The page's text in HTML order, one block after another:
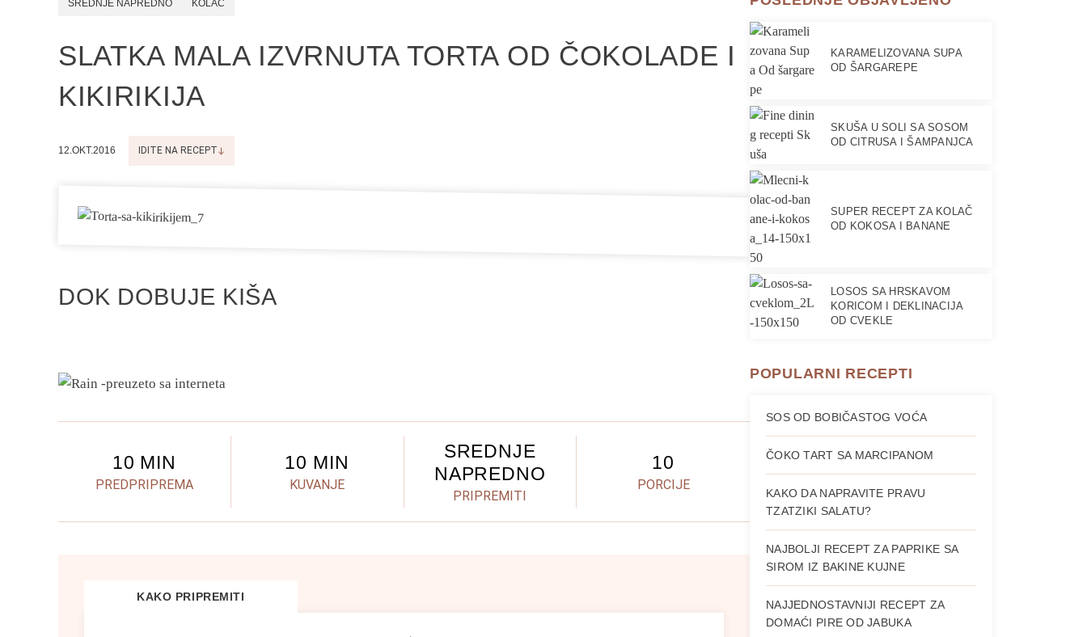
SREDNJE NAPREDNO KOLAČ
SLATKA MALA IZVRNUTA TORTA OD ČOKOLADE I
KIKIRIKIJA
12.OKT.2016 IDITE NA RECEPT
DOK DOBUJE KIŠA
10 MIN
PREDPRIPREMA
10 MIN
KUVANJE
SREDNJE
NAPREDNO
PRIPREMITI
10
PORCIJE
KAKO PRIPREMITI
KARAMELIZOVANA SUPA
OD ŠARGAREPE
SKUŠA U SOLI SA SOSOM
OD CITRUSA I ŠAMPANJCA
SUPER RECEPT ZA KOLAČ
OD KOKOSA I BANANE
LOSOS SA HRSKAVOM
KORICOM I DEKLINACIJA
OD CVEKLE
POPULARNI RECEPTI
SOS OD BOBIČASTOG VOĆA
ČOKO TART SA MARCIPANOM
KAKO DA NAPRAVITE PRAVU
TZATZIKI SALATU?
NAJBOLJI RECEPT ZA PAPRIKE SA
SIROM IZ BAKINE KUJNE
NAJJEDNOSTAVNIJI RECEPT ZA
DOMAĆI PIRE OD JABUKA